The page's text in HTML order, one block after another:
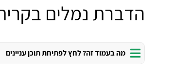
הדברת נמלים
מה בעמוד זה? לחץ לפתיחת תוכן עניינים